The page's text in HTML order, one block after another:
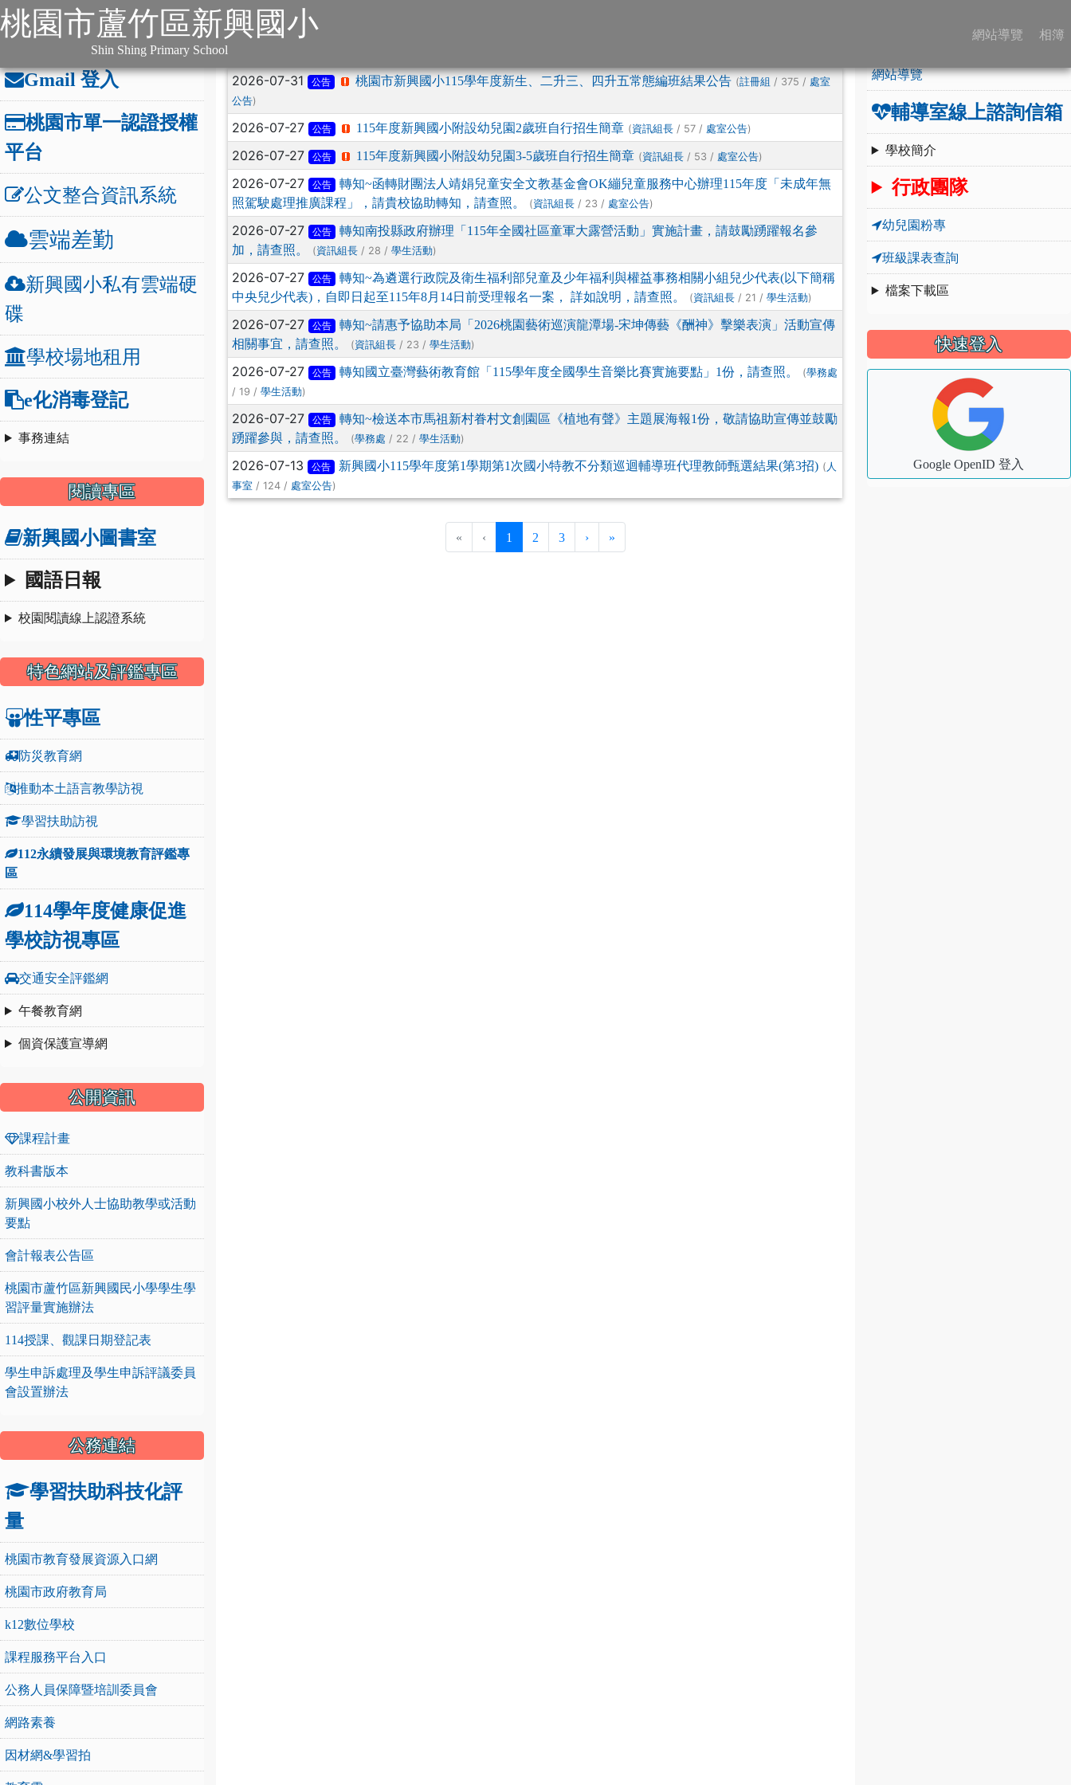
跳到主要內容
網站導覽
桃園市蘆竹區新興國小
Shin Shing Primary School
網站導覽 相簿
本站消息 分月文章
文章列表
2026-07-31 公告 桃園市新興國小115學年度新生、二升三、四升五常態編班結果公告 (註冊組 / 375 / 處室
公告)
2026-07-27 公告 115年度新興國小附設幼兒園2歲班自行招生簡章 (資訊組長/ 57 / 處室公告)
2026-07-27 公告 115年度新興國小附設幼兒園3-5歲班自行招生簡章 (資訊組長/ 53 / 處室公告)
2026-07-27 公告
轉知~函轉財團法人靖娟兒童安全文教基金會OK繃兒童服務中心辦理115年度「未成年無
照駕駛處理推廣課程」，請貴校協助轉知，請查照。
(資訊組長 / 23 / 處室公告)
2026-07-27 公告
轉知南投縣政府辦理「115年全國社區童軍大露營活動」實施計畫，請鼓勵踴躍報名參
加，請查照。
(資訊組長 / 28 /學生活動)
2026-07-27 公告
轉知~為遴選行政院及衛生福利部兒童及少年福利與權益事務相關小組兒少代表(以下簡稱
中央兒少代表)，自即日起至115年8月14日前受理報名一案， 詳如說明，請查照。
(資訊組長 / 21 /學生活動)
2026-07-27 公告
轉知~請惠予協助本局「2026桃園藝術巡演龍潭場-宋坤傳藝《酬神》擊樂表演」活動宣傳
相關事宜，請查照。
(資訊組長 / 23 /學生活動)
2026-07-27 公告 轉知國立臺灣藝術教育館「115學年度全國學生音樂比賽實施要點」1份，請查照。 (學務處
/ 19 /學生活動)
2026-07-27 公告
轉知~檢送本市馬祖新村眷村文創園區《植地有聲》主題展海報1份，敬請協助宣傳並鼓勵
踴躍參與，請查照。
(學務處 / 22 /學生活動)
2026-07-13 公告 新興國小115學年度第1學期第1次國小特教不分類巡迴輔導班代理教師甄選結果(第3招) ( 人
事室 / 124 / 處室公告)
« ‹ 1 (current)
2 3 › »
:::
辦公連結
Gmail 登入
桃園市單一認證授權
平台
公文整合資訊系統
雲端差勤
新興國小私有雲端硬
碟
學校場地租用
e化消毒登記
事務連結
閱讀專區
新興國小圖書室
國語日報
校園閱讀線上認證系統
特色網站及評鑑專區
性平專區
防災教育網
推動本土語言教學訪視
學習扶助訪視
112永續發展與環境教育評鑑專
區
114學年度健康促進
學校訪視專區
交通安全評鑑網
午餐教育網
個資保護宣導網
公開資訊
課程計畫
教科書版本
新興國小校外人士協助教學或活動
要點
會計報表公告區
桃園市蘆竹區新興國民小學學生學
習評量實施辦法
114授課、觀課日期登記表
學生申訴處理及學生申訴評議委員
會設置辦法
公務連結
學習扶助科技化評
量
桃園市教育發展資源入口網
桃園市政府教育局
k12數位學校
課程服務平台入口
公務人員保障暨培訓委員會
網路素養
因材網&學習拍
學校簡介
網站導覽
輔導室線上諮詢信箱
學校簡介
行政團隊
幼兒園粉專
班級課表查詢
檔案下載區
快速登入
Google OpenID 登入